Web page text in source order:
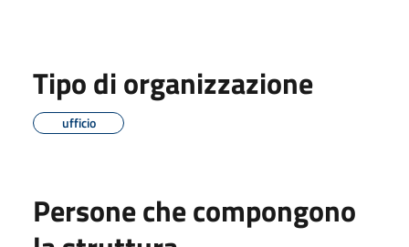
Tipo di organizzazione
ufficio
Persone che compongono